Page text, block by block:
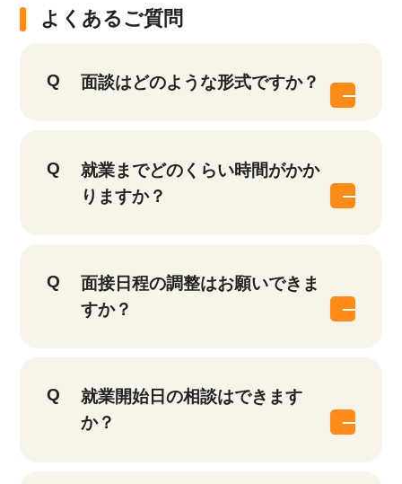
よくあるご質問
面談はどのような形式ですか？
就業までどのくらい時間がかか
りますか？
面接日程の調整はお願いできま
すか？
就業開始日の相談はできます
か？